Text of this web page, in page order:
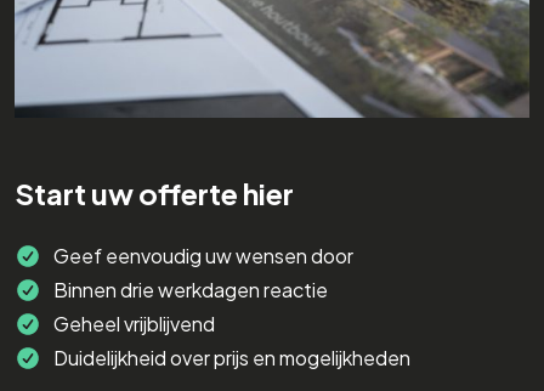
Start uw offerte hier
Geef eenvoudig uw wensen door
Binnen drie werkdagen reactie
Geheel vrijblijvend
Duidelijkheid over prijs en mogelijkheden